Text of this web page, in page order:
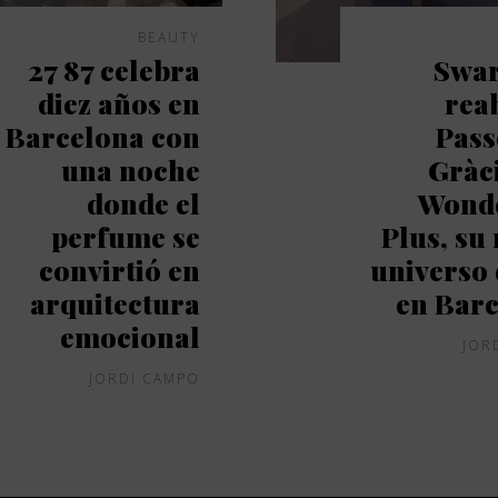
BEAUTY
27 87 celebra
diez años en
Barcelona con
una noche
donde el
perfume se
convirtió en
arquitectura
emocional
JORDI CAMPO
Plus, su
universo
en